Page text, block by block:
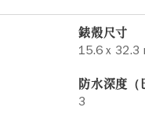
錶殼尺寸
15.6 x 32.3
防水深度（
3